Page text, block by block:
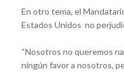
En otro tema, el
Estados Unidos no
“Nosotros no queremos
ningún favor a nosotros,